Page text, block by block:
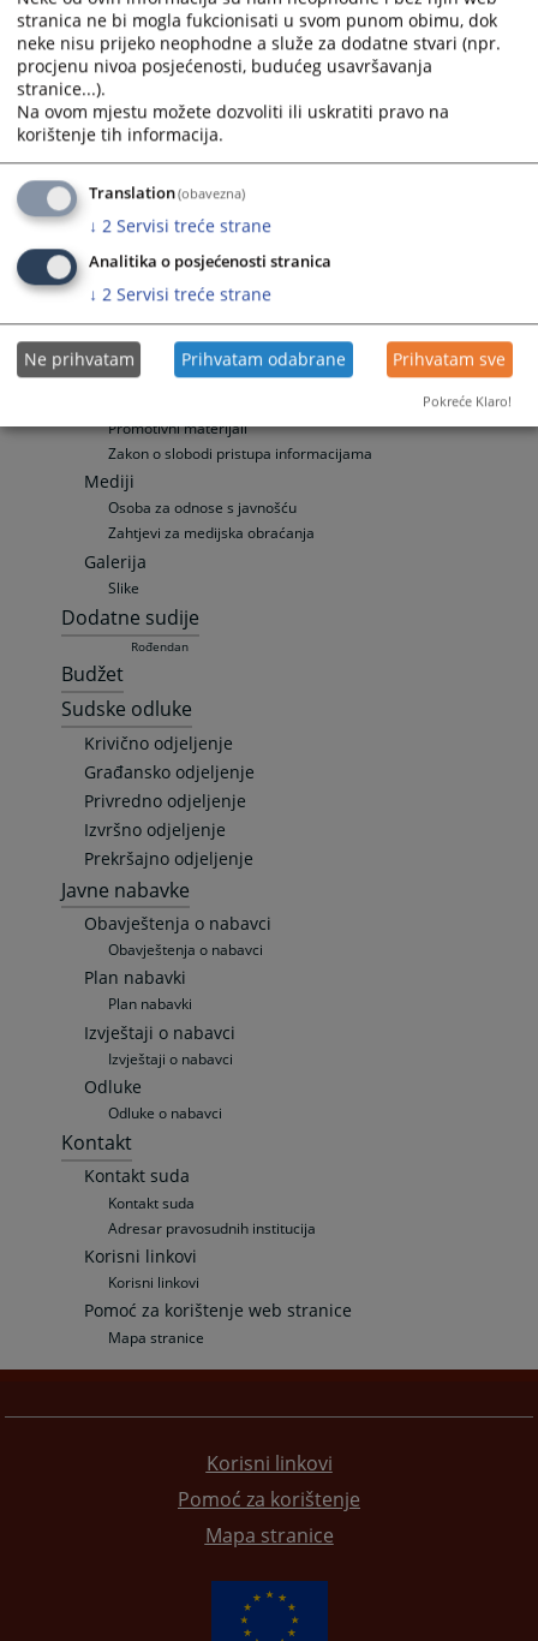
Informacije o postupku prodaje
Stečajni postupci
Pravni subjekti
Zaštita ličnih podataka
Službenik za zaštitu ličnih podataka
Vaša pitanja
Često postavljana pitanja
Specifična pitanja
Zemljišno-knjižni izvadak
Odnosi s javnošću
Vijesti
Aktuelnosti
Saopćenja za javnost
Promotivni materijali
Zakon o slobodi pristupa informacijama
Mediji
Osoba za odnose s javnošću
Zahtjevi za medijska obraćanja
Galerija
Slike
Dodatne sudije
Rođendan
Budžet
Sudske odluke
Krivično odjeljenje
Građansko odjeljenje
Privredno odjeljenje
Izvršno odjeljenje
Prekršajno odjeljenje
Javne nabavke
Obavještenja o nabavci
Obavještenja o nabavci
Plan nabavki
Plan nabavki
Izvještaji o nabavci
Izvještaji o nabavci
Odluke
Odluke o nabavci
Kontakt
Kontakt suda
Kontakt suda
Adresar pravosudnih institucija
Korisni linkovi
Korisni linkovi
Pomoć za korištenje web stranice
Mapa stranice
Korisni linkovi
Pomoć za korištenje
Mapa stranice
stranica ne bi mogla fukcionisati u svom punom obimu, dok
neke nisu prijeko neophodne a služe za dodatne stvari (npr.
procjenu nivoa posjećenosti, budućeg usavršavanja
stranice...).
Na ovom mjestu možete dozvoliti ili uskratiti pravo na
korištenje tih informacija.
Translation(obavezna)
↓ 2 Servisi treće strane
Analitika o posjećenosti stranica
↓ 2 Servisi treće strane
Ne prihvatam Prihvatam odabrane Prihvatam sve
Pokreće Klaro!